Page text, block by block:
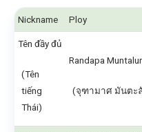
Nickname Ploy
Tên đầy đủ
(Tên
tiếng
Thái)
Randapa
(จุฑามาศ มันตะ